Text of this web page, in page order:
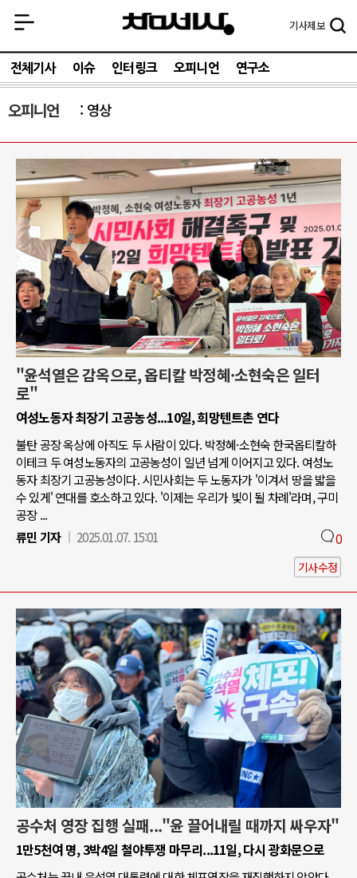
기사제보
전체기사 이슈 인터링크 오피니언 연구소
오피니언 영상
"윤석열은 감옥으로, 옵티칼 박정혜·소현숙은 일터
로"
여성노동자 최장기 고공농성...10일, 희망텐트촌 연다
불탄 공장 옥상에 아직도 두 사람이 있다. 박정혜·소현숙 한국옵티칼하
이테크 두 여성노동자의 고공농성이 일년 넘게 이어지고 있다. 여성노
동자 최장기 고공농성이다. 시민사회는 두 노동자가 '이겨서 땅을 밟을
수 있게' 연대를 호소하고 있다. '이제는 우리가 빛이 될 차례'라며, 구미
공장 ...
류민 기자
2025.01.07. 15:01 0
기사수정
공수처 영장 집행 실패..."윤 끌어내릴 때까지 싸우자"
1만5천여 명, 3박4일 철야투쟁 마무리...11일, 다시 광화문으로